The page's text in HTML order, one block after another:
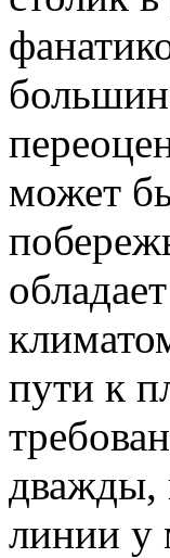
может
пути к
дважды,
линии у